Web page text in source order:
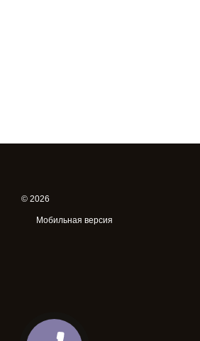
© 2026
Мобильная версия